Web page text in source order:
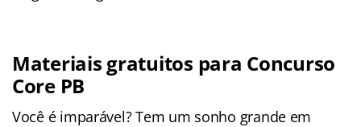
Materiais gratuitos para Concurso
Core PB
Você é imparável? Tem um sonho grande em